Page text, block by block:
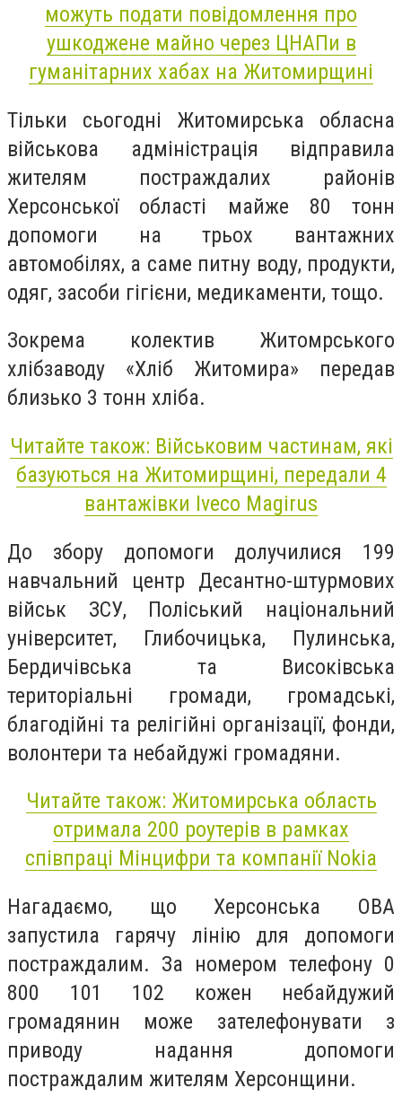
можуть подати повідомлення про
ушкоджене майно через ЦНАПи в
гуманітарних хабах на Житомирщині
Тільки сьогодні Житомирська обласна
військова адміністрація відправила
жителям постраждалих районів
Херсонської області майже 80 тонн
допомоги на трьох вантажних
автомобілях, а саме питну воду, продукти,
одяг, засоби гігієни, медикаменти, тощо.
Зокрема колектив Житомрського
хлібзаводу «Хліб Житомира» передав
близько 3 тонн хліба.
Читайте також: Військовим частинам, які
базуються на Житомирщині, передали 4
вантажівки Iveco Magirus
До збору допомоги долучилися 199
навчальний центр Десантно-штурмових
військ ЗСУ, Поліський національний
університет, Глибочицька, Пулинська,
Бердичівська та Високівська
територіальні громади, громадські,
благодійні та релігійні організації, фонди,
волонтери та небайдужі громадяни.
Читайте також: Житомирська область
отримала 200 роутерів в рамках
співпраці Мінцифри та компанії Nokia
Нагадаємо, що Херсонська ОВА
запустила гарячу лінію для допомоги
постраждалим. За номером телефону 0
800 101 102 кожен небайдужий
громадянин може зателефонувати з
приводу надання допомоги
постраждалим жителям Херсонщини.